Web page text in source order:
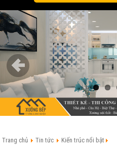
Trang chủ Tin tức
Kiến trúc nổi bật